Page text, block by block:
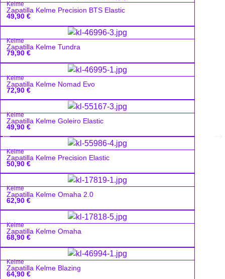
Kelme
Zapatilla Kelme Precision BTS Elastic
49,90 €
Kelme
Zapatilla Kelme Tundra
79,90 €
Kelme
Zapatilla Kelme Nomad Evo
72,90 €
Kelme
Zapatilla Kelme Goleiro Elastic
49,90 €
Kelme
Zapatilla Kelme Precision Elastic
50,90 €
Kelme
Zapatilla Kelme Omaha 2.0
62,90 €
Kelme
Zapatilla Kelme Omaha
68,90 €
Kelme
Zapatilla Kelme Blazing
64,90 €